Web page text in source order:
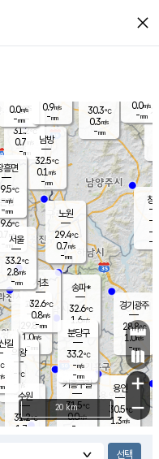
close
양주
31.2℃
0.7
-mm
과천
29.8℃
1.0m/s
- mm
용인
30.5℃
1.3m/s
경기광주
28.8℃
1.0m/s
-mm
30.3℃
0.3m/s
-mm
창
-
-m/
-
0.0m/s
-mm
의왕
- ℃
m/s
mm
은평
℃
m/s
- mm
노원
29.4℃
0.7m/s
-mm
송파*
32.6℃
1.6m/s
-mm
서초
32.6℃
0.8m/s
-mm
남방
32.5℃
0.1 m/s
-mm
기흥구갈
31.5℃
0.0m/s
-
길
s
분당구
33.2℃
-m/s
-mm
흥면
℃
-m/s
-mm
0.0m/s
-mm
수원
31.2℃
1.7 m/s
서울
33.2℃
2.8m/s
-mm
0.9m/s
-mm
+
−
20 km